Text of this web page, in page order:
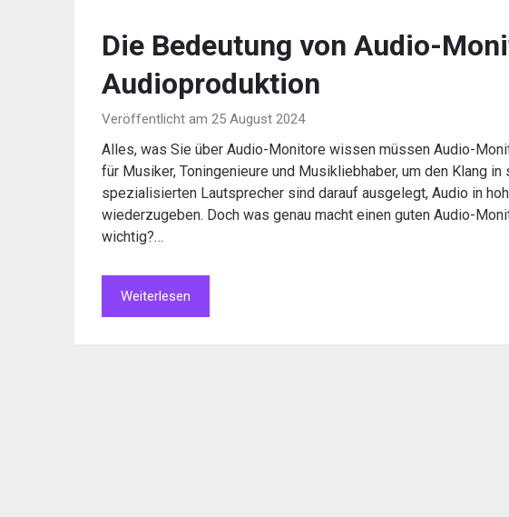
Die Bedeutung von Audio-
Audioproduktion
Veröffentlicht am 25 August 2024
Alles, was Sie über Audio-Monitore wissen müssen Audio-
für Musiker, Toningenieure und Musikliebhaber, um den Klang
spezialisierten Lautsprecher sind darauf ausgelegt, Audio in
wiederzugeben. Doch was genau macht einen guten Audio-
wichtig?…
Weiterlesen